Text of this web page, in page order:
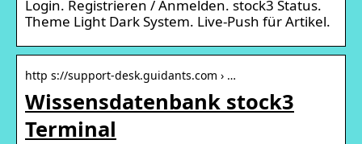
Login. Registrieren / Anmelden. stock3 Status.
Theme Light Dark System. Live-Push für Artikel.
http s://support-desk.guidants.com › …
Wissensdatenbank stock3
Terminal